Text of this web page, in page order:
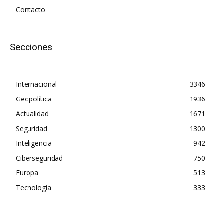
Contacto
Secciones
Internacional
3346
Geopolítica
1936
Actualidad
1671
Seguridad
1300
Inteligencia
942
Ciberseguridad
750
Europa
513
Tecnología
333